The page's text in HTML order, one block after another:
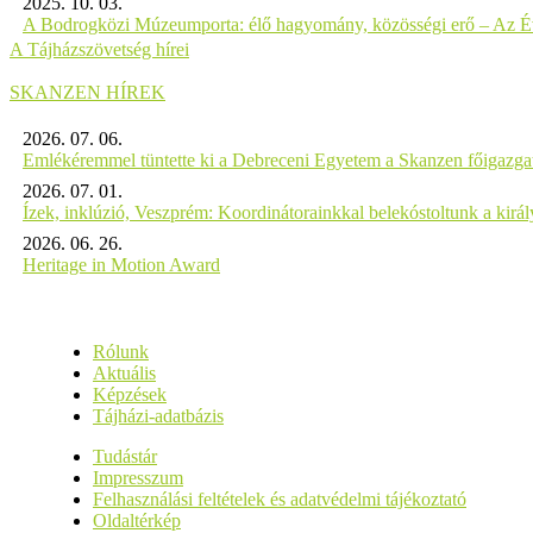
A Bodrogközi Múzeumporta: élő hagyomány, közösségi erő – Az
A Tájházszövetség hírei
SKANZEN HÍREK
2026. 07. 06.
Emlékéremmel tüntette ki a Debreceni Egyetem a Skanzen
2026. 07. 01.
Ízek, inklúzió, Veszprém: Koordinátorainkkal belekóstoltunk a
2026. 06. 26.
Heritage in Motion Award
Rólunk
Aktuális
Képzések
Tájházi-adatbázis
Tudástár
Impresszum
Felhasználási feltételek és adatvédelmi tájékoztató
Oldaltérkép